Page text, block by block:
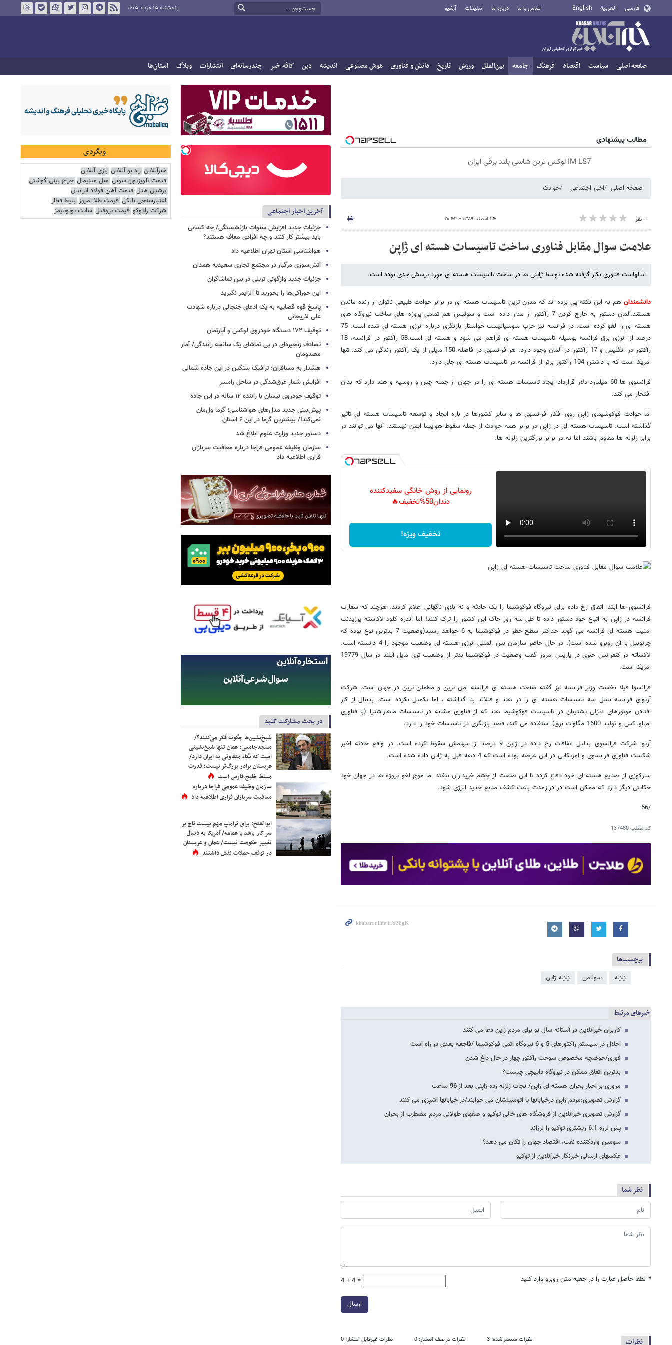
فارسی العربية English تماس با ما درباره ما تبلیغات آرشیو پنجشنبه ۱۵ مرداد ۱۴۰۵
صفحه اصلی سیاست اقتصاد فرهنگ جامعه بین‌الملل ورزش تاریخ دانش و فناوری هوش مصنوعی اندیشه دین کافه خبر چندرسانه‌ای انتشارات وبلاگ استان‌ها
مطالب پیشنهادی
IM LS7 لوکس ترین شاسی بلند برقی ایران
صفحه اصلی اخبار اجتماعی حوادث
۰ نفر ۲۴ اسفند ۱۳۸۹ - ۲۰:۴۳
علامت سوال مقابل فناوری ساخت تاسیسات هسته ای ژاپن
سالهاست فناوری بکار گرفته شده توسط ژاپنی ها در ساخت تاسیسات هسته ای مورد پرسش جدی بوده است.
دانشمندان هم به این نکته پی برده اند که مدرن ترین تاسیسات هسته ای در برابر حوادث طبیعی ناتوان از زنده ماندن
هستند.آلمان دستور به خارج کردن 7 رآکتور از مدار داده است و سوئیس هم تمامی پروژه های ساخت نیروگاه های
هسته ای را لغو کرده است. در فرانسه نیز حزب سوسیالیست خواستار بازنگری درباره انرژی هسته ای شده است. 75
درصد از انرژی برق فرانسه بوسیله تاسیسات هسته ای فراهم می شود و هسته ای است.58 رآکتور در فرانسه، 18
رآکتور در انگلیس و 17 رآکتور در آلمان وجود دارد. هر فرانسوی در فاصله 150 مایلی از یک رآکتور زندگی می کند. تنها
امریکا است که با داشتن 104 رآکتور برتر از فرانسه در تاسیسات هسته ای جای دارد.
فرانسوی ها 60 میلیارد دلار قرارداد ایجاد تاسیسات هسته ای را در جهان از جمله چین و روسیه و هند دارد که بدان
افتخار می کند.
اما حوادث فوکوشیمای ژاپن روی افکار فرانسوی ها و سایر کشورها در باره ایجاد و توسعه تاسیسات هسته ای تاثیر
گذاشته است. تاسیسات هسته ای در ژاپن در برابر همه حوادث از جمله سقوط هواپیما ایمن نیستند. آنها می توانند در
برابر زلزله ها مقاوم باشند اما نه در برابر بزرگترین زلزله ها.
رونمایی از روش خانگی سفیدکننده
دندان50%تخفیف🔥
تخفیف ویژه!
فرانسوی ها ابتدا اتفاق رخ داده برای نیروگاه فوکوشیما را یک حادثه و نه بلای ناگهانی اعلام کردند. هرچند که سفارت
فرانسه در ژاپن به اتباع خود دستور داده تا طی سه روز خاک این کشور را ترک کنند! اما آندره کلود لاکاسته پرزیدنت
امنیت هسته ای فرانسه می گوید حداکثر سطح خطر در فوکوشیما به 6 خواهد رسید(وضعیت 7 بدترین نوع بوده که
چرنوبیل با آن روبرو شده است). در حال حاضر سازمان بین المللی انرژی هسته ای وضعیت موجود را 4 دانسته است.
لاکساته در کنفرانس خبری در پاریس امروز گفت وضعیت در فوکوشیما بدتر از وضعیت تری مایل آیلند در سال 19779
امریکا است.
فرانسوا فیلا نخست وزیر فرانسه نیز گفته صنعت هسته ای فرانسه امن ترین و مطمئن ترین در جهان است. شرکت
آریوای فرانسه نسل سه تاسیسات هسته ای را در هند و فنلاند بنا گذاشته ، اما تکمیل نکرده است. بدنبال از کار
افتادن موتورهای دیزلی پشتیبان در تاسیسات فوکوشیما هند که از فناوری مشابه در تاسیسات ماهاراشترا (با فناوری
ام.او.اکس و تولید 1600 مگاوات برق) استفاده می کند، قصد بازنگری در تاسیسات خود را دارد.
آریوا شرکت فرانسوی بدلیل اتفاقات رخ داده در ژاپن 9 درصد از سهامش سقوط کرده است. در واقع حادثه اخیر
شکست فناوری فرانسوی و امریکایی در این عرصه بوده است که 4 دهه قبل به ژاپن داده شده است.
سارکوزی از صنایع هسته ای خود دفاع کرده تا این صنعت از چشم خریداران نیفتد اما موج لغو پروژه ها در جهان خود
حکایتی دیگر دارد که ممکن است در درازمدت باعث کشف منابع جدید انرژی شود.
/56
کد مطلب137480
برچسب‌ها
زلزله سونامی زلزله ژاپن
خبرهای مرتبط
کاربران خبرآنلاین در آستانه سال نو برای مردم ژاپن دعا می کنند
اخلال در سیستم رآکتورهای 5 و 6 نیروگاه اتمی فوکوشیما /فاجعه بعدی در راه است
فوری/حوضچه مخصوص سوخت راکتور چهار در حال داغ شدن
بدترین اتفاق ممکن در نیروگاه داییچی چیست؟
مروری بر اخبار بحران هسته ای ژاپن/ نجات زلزله زده ژاپنی بعد از 96 ساعت
گزارش تصویری:مردم ژاپن درخیابانها یا اتومبیلشان می خوابند/در خیابانها آشپزی می کنند
گزارش تصویری خبرآنلاین از فروشگاه های خالی توکیو و صفهای طولانی مردم مضطرب از بحران
پس لرزه 6.1 ریشتری توکیو را لرزاند
سومین واردکننده نفت، اقتصاد جهان را تکان می دهد؟
عکسهای ارسالی خبرنگار خبرآنلاین از توکیو
نظر شما
* لطفا حاصل عبارت را در جعبه متن روبرو وارد کنید 4 + 4 =
ارسال
نظرات نظرات منتشر شده: 3 نظرات در صف انتشار: 0 نظرات غیرقابل انتشار: 0
آخرین اخبار اجتماعی
جزئیات جدید افزایش سنوات بازنشستگی/ چه کسانی
باید بیشتر کار کنند و چه افرادی معاف هستند؟
هواشناسی استان تهران اطلاعیه داد
آتش‌سوزی مرگبار در مجتمع تجاری سعیدیه همدان
جزئیات جدید واژگونی تریلی در بین تماشاگران
این خوراکی‌ها را بخورید تا آلزایمر نگیرید
پاسخ قوه قضاییه به یک ادعای جنجالی درباره شهادت
علی لاریجانی
توقیف ۱۷۲ دستگاه خودروی لوکس و آپارتمان
تصادف زنجیره‌ای در پی تماشای یک سانحه رانندگی/ آمار
مصدومان
هشدار به مسافران؛ ترافیک سنگین در این جاده شمالی
افزایش شمار غرق‌شدگی در ساحل رامسر
توقیف خودروی نیسان با راننده ۱۲ ساله در این جاده
پیش‌بینی جدید مدل‌های هواشناسی؛ گرما ول‌مان
نمی‌کند!/ بیشترین گرما در این ۶ استان
دستور جدید وزارت علوم ابلاغ شد
سازمان وظیفه عمومی فراجا درباره معافیت سربازان
فراری اطلاعیه داد
در بحث مشارکت کنید
شیخ‌نشین‌ها چگونه فکر می‌کنند؟/
مسجدجامعی: عمان تنها شیخ‌نشینی
است که نگاه متفاوتی به ایران دارد/
عربستان برادر بزرگ‌تر نیست؛ قدرت
مسلط خلیج فارس است
سازمان وظیفه عمومی فراجا درباره
معافیت سربازان فراری اطلاعیه داد
ابوالفتح: برای ترامپ مهم نیست تاج بر
سر کار باشد یا عمامه/ آمریکا به دنبال
تغییر حکومت نیست/ عمان و عربستان
در توقف حملات نقش داشتند
وبگردی
خبرآنلاین راه نو آنلاین بازی آنلاین
قیمت تلویزیون سونی مبل مینیمال جراح بینی گوشتی
پرشین هتل قیمت آهن فولاد ایرانیان
اعتبارسنجی بانکی قیمت طلا امروز بلیط قطار
شرکت رادوکو قیمت پروفیل سایت یوتوتایمز